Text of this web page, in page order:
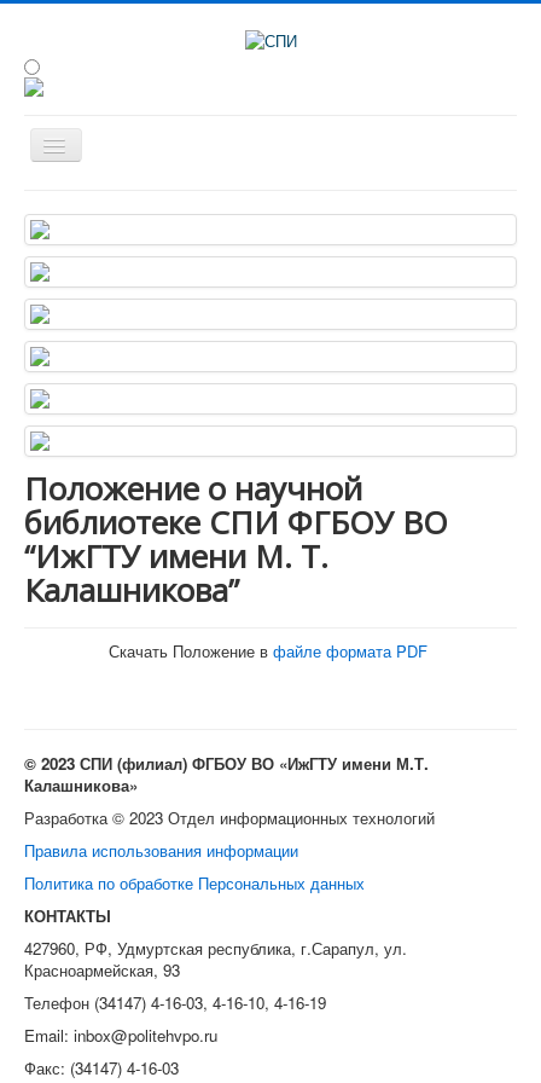
Об институте
Студенту
Наука
Конференции
Абитуриенту
Анкетирование
Положение о научной
библиотеке СПИ ФГБОУ ВО
“ИжГТУ имени М. Т.
Калашникова”
Скачать Положение в файле формата PDF
© 2023 СПИ (филиал) ФГБОУ ВО «ИжГТУ имени М.Т.
Калашникова»
Разработка © 2023 Отдел информационных технологий
Правила использования информации
Политика по обработке Персональных данных
КОНТАКТЫ
427960, РФ, Удмуртская республика, г.Сарапул, ул.
Красноармейская, 93
Телефон (34147) 4-16-03, 4-16-10, 4-16-19
Email: inbox@politehvpo.ru
Факс: (34147) 4-16-03